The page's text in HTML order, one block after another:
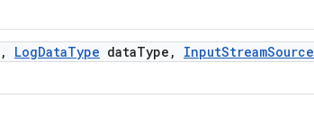
, LogDataType dataType , InputStreamSource